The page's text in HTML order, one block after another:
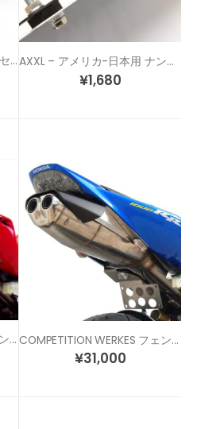
AXXL ボルト型 リフレクターセット AXXL – アメリカ-日本用 ナンバー穴 変換ステーキット
¥1,680
COMPETITION WERKES フェンダーレスキット CBR1000RR (04-05) COMPETITION WERKES フェンダーレスキット CBR1000RR (06-07)
¥31,000